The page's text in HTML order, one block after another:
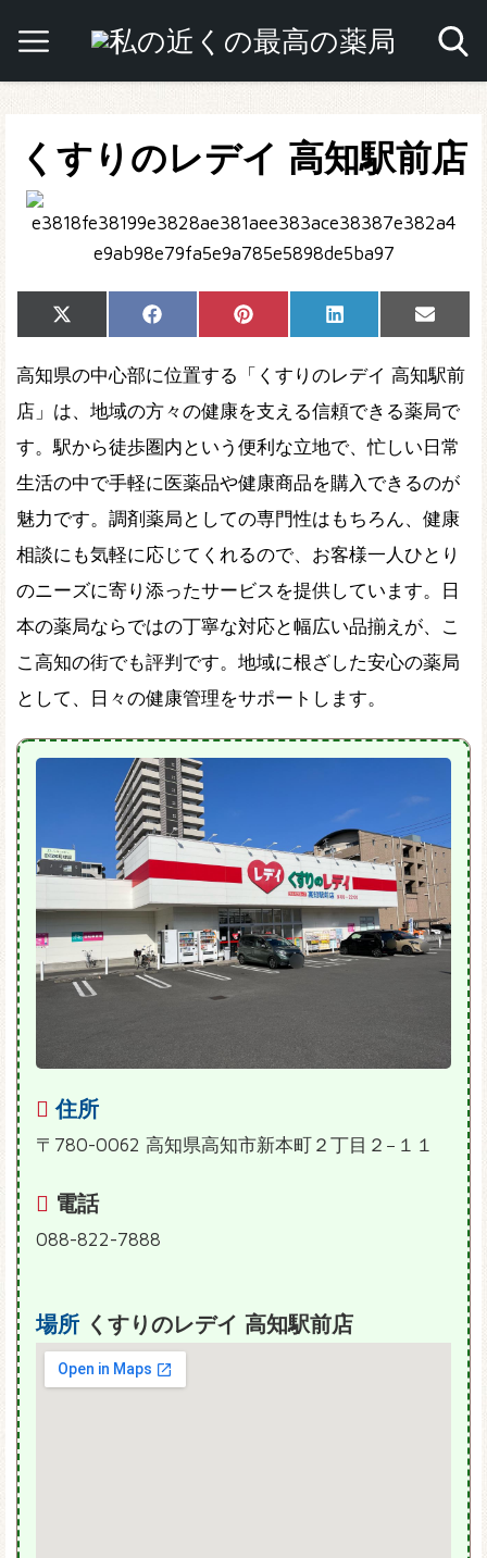
くすりのレデイ 高知駅前店
Share
on
X
(Twitter)
Share
on
Facebook Share
on
Pinterest Share
on
LinkedIn
Share
on
Email
高知県の中心部に位置する「くすりのレデイ 高知駅前
店」は、地域の方々の健康を支える信頼できる薬局で
す。駅から徒歩圏内という便利な立地で、忙しい日常
生活の中で手軽に医薬品や健康商品を購入できるのが
魅力です。調剤薬局としての専門性はもちろん、健康
相談にも気軽に応じてくれるので、お客様一人ひとり
のニーズに寄り添ったサービスを提供しています。日
本の薬局ならではの丁寧な対応と幅広い品揃えが、こ
こ高知の街でも評判です。地域に根ざした安心の薬局
として、日々の健康管理をサポートします。
住所
〒780-0062 高知県高知市新本町２丁目２−１１
電話
088-822-7888
場所 くすりのレデイ 高知駅前店